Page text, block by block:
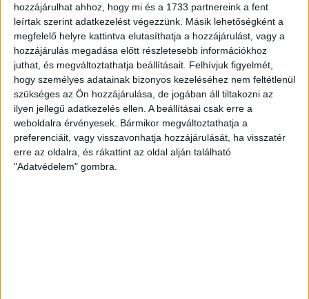
hozzájárulhat ahhoz, hogy mi és a 1733 partnereink a fent
leírtak szerint adatkezelést végezzünk. Másik lehetőségként a
megfelelő helyre kattintva elutasíthatja a hozzájárulást, vagy a
hozzájárulás megadása előtt részletesebb információkhoz
juthat, és megváltoztathatja beállításait. Felhívjuk figyelmét,
hogy személyes adatainak bizonyos kezeléséhez nem feltétlenül
szükséges az Ön hozzájárulása, de jogában áll tiltakozni az
ilyen jellegű adatkezelés ellen. A beállításai csak erre a
weboldalra érvényesek. Bármikor megváltoztathatja a
preferenciáit, vagy visszavonhatja hozzájárulását, ha visszatér
erre az oldalra, és rákattint az oldal alján található
"Adatvédelem" gombra.
-
DVSC
Címer
alakú
zászló
mennyiség
+ KOSÁRBA TESZEM
Cikkszám:N/AKategória:Ajándéktárgy
KAPCSOLÓDÓ